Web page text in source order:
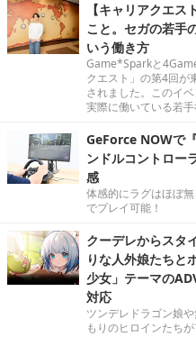
【キャリアクエ
こと。セガの若手
いう働き方
Game*Sparkと
クエスト」の第4回が
されました。このイ
実際に働いている若
GeForce NOWで
ンドルコントロー
感
体感的にラグはほぼ
でプレイ可能！
クーデレからスタ
りな人外娘たちと
少女」テーマの
対応
ツンデレドラゴン娘
もりのヒロインたちが